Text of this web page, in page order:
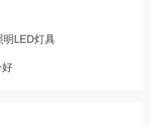
明LED灯具
好